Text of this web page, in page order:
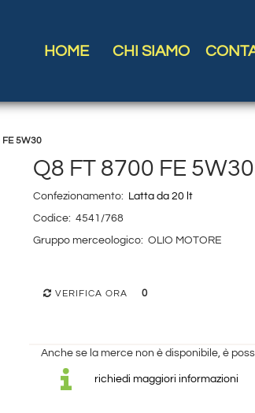
HOME CHI SIAMO
FE 5W30
Q8 FT 8700 FE 5W30
Confezionamento:
Latta da 20 lt
Codice: 4541/768
Gruppo merceologico: OLIO MOTORE
VERIFICA ORA 0
Anche se la merce non è disponibile, è
richiedi maggiori informazioni